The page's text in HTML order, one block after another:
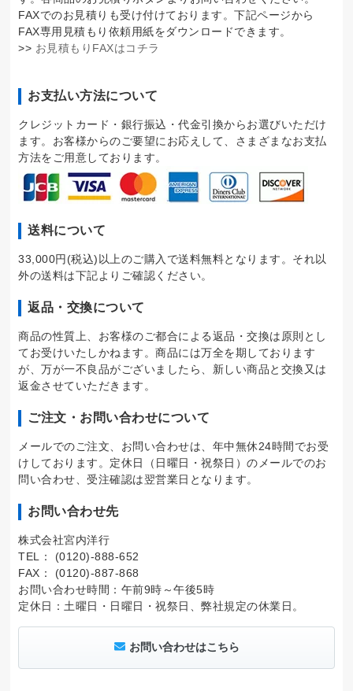
FAXでのお見積りも受け付けております。下記ページから
FAX専用見積もり依頼用紙をダウンロードできます。
>> お見積もりFAXはコチラ
お支払い方法について
クレジットカード・銀行振込・代金引換からお選びいただけ
ます。お客様からのご要望にお応えして、さまざまなお支払
方法をご用意しております。
送料について
33,000円(税込)以上のご購入で送料無料となります。それ以
外の送料は下記よりご確認ください。
返品・交換について
商品の性質上、お客様のご都合による返品・交換は原則とし
てお受けいたしかねます。商品には万全を期しております
が、万が一不良品がございましたら、新しい商品と交換又は
返金させていただきます。
ご注文・お問い合わせについて
メールでのご注文、お問い合わせは、年中無休24時間でお受
けしております。定休日（日曜日・祝祭日）のメールでのお
問い合わせ、受注確認は翌営業日となります。
お問い合わせ先
株式会社宮内洋行
TEL： (0120)-888-652
FAX： (0120)-887-868
お問い合わせ時間：午前9時～午後5時
定休日：土曜日・日曜日・祝祭日、弊社規定の休業日。
お問い合わせはこちら